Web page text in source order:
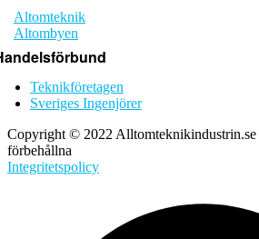
Altomteknik
Altombyen
Teknikföretagen
Sveriges Ingenjörer
Copyright © 2022 Alltomteknikindustrin.se
förbehållna
Integritetspolicy